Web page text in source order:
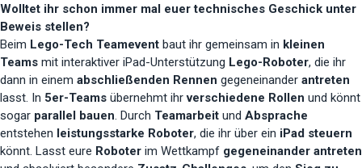
Wolltet ihr schon immer mal euer technisches Geschick unter
Beweis stellen?
Beim Lego-Tech Teamevent baut ihr gemeinsam in kleinen
Teams mit interaktiver iPad-Unterstützung Lego-Roboter, die ihr
dann in einem abschließenden Rennen gegeneinander antreten
lasst. In 5er-Teams übernehmt ihrverschiedene Rollen und könnt
sogar parallel bauen . Durch Teamarbeit und Absprache
entstehen leistungsstarke Roboter, die ihr über ein iPad steuern
könnt. Lasst eure Roboter im Wettkampf gegeneinander antreten